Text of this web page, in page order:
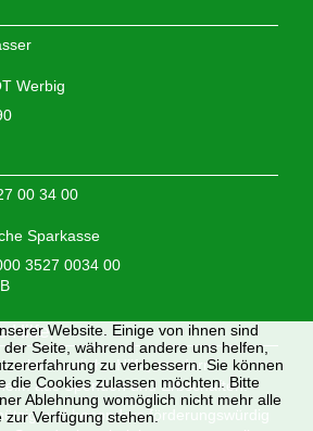
Werbig
00 34 00
Sparkasse
3527 0034 00
Hilfe,
staatliche Hilfe, sondern
aus Spenden und Erbschaften.
und besonders förderungswürdig
Website. Einige von ihnen sind
Seite, während andere uns helfen,
zu verbessern. Sie können
die Cookies zulassen möchten. Bitte
Ablehnung womöglich nicht mehr alle
Verfügung stehen.